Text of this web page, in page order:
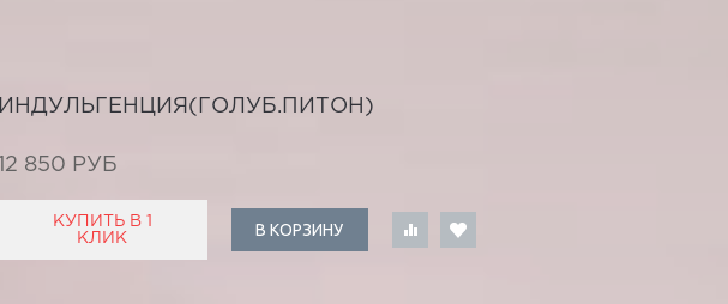
ИНДУЛЬГЕНЦИЯ(ГОЛУБ.ПИТОН)
12 850 РУБ
КУПИТЬ В 1
КЛИК
В КОРЗИНУ